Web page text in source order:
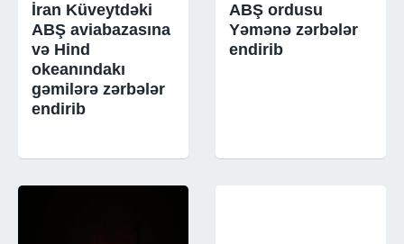
İran Küveytdəki
ABŞ aviabazasına
və Hind
okeanındakı
gəmilərə zərbələr
endirib
ABŞ ordusu
Yəmənə zərbələr
endirib